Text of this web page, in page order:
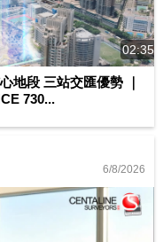
02:35
地段 三站交匯優勢 ｜
730...
6/8/2026